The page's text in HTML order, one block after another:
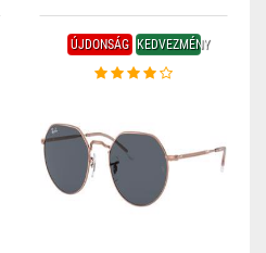
ÚJDONSÁG KEDVEZMÉNY